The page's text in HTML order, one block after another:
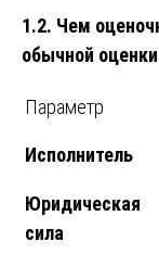
1.2. Чем
обычной
Параметр
Исполнитель
Юридическая
сила